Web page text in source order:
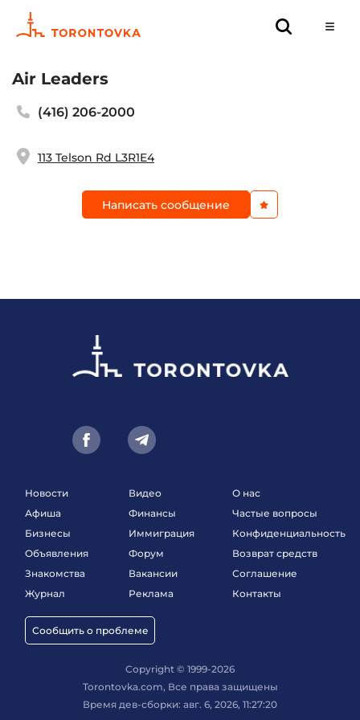
Air Leaders
(416) 206-2000
113 Telson Rd L3R1E4
Написать сообщение
Новости
Афиша
Бизнесы
Объявления
Знакомства
Журнал
Сообщить о проблеме
Видео
Финансы
Иммиграция
Форум
Вакансии
Реклама
О нас
Частые вопросы
Конфиденциальность
Возврат средств
Соглашение
Контакты
Copyright © 1999-2026
Torontovka.com, Все права защищены
Время дев-сборки: авг. 6, 2026, 11:27:20